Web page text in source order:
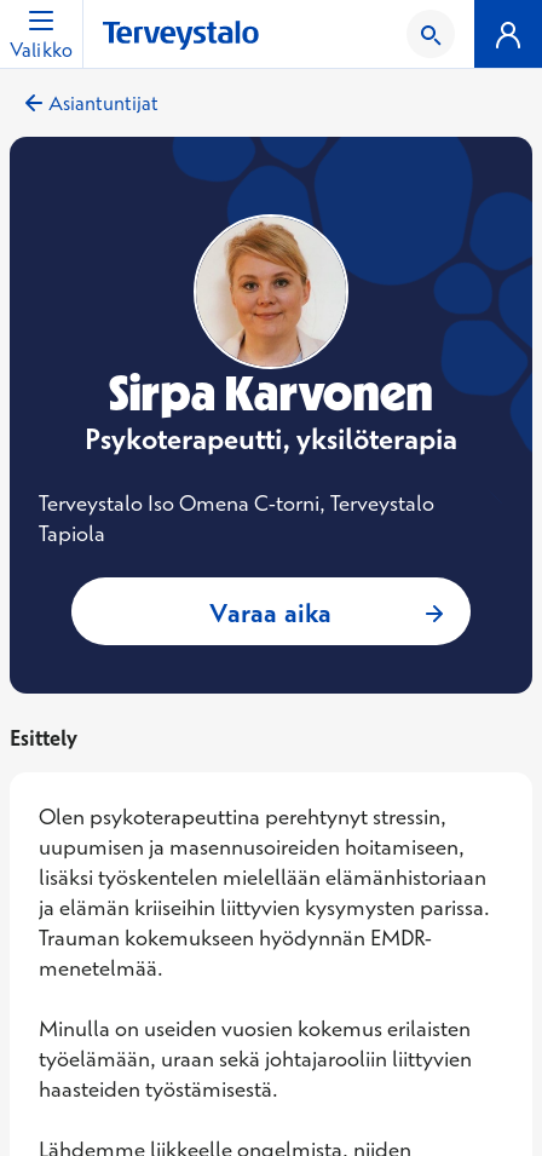
Valikko
Asiantuntijat
Sirpa Karvonen
Psykoterapeutti, yksilöterapia
Terveystalo Iso Omena C-torni, Terveystalo
Tapiola
Varaa aika : Sirpa
Esittely
Olen psykoterapeuttina perehtynyt stressin,
uupumisen ja masennusoireiden hoitamiseen,
lisäksi työskentelen mielellään elämänhistoriaan
ja elämän kriiseihin liittyvien kysymysten parissa.
Trauman kokemukseen hyödynnän EMDR-
menetelmää.
Minulla on useiden vuosien kokemus erilaisten
työelämään, uraan sekä johtajarooliin liittyvien
haasteiden työstämisestä.
Lähdemme liikkeelle ongelmista, niiden